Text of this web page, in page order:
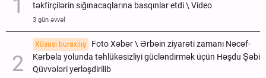
təkfirçilərin sığınacaqlarına basqınlar etdi \ Video
3 gün əvvəl
Xüsusi buraxılış
Foto Xəbər \ Ərbəin ziyarəti zamanı Nəcəf-
Kərbəla yolunda təhlükəsizliyi gücləndirmək üçün Həşdu Şəbi
Qüvvələri yerləşdirilib